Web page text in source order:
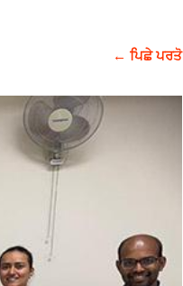
← ਪਿਛੇ ਪਰਤੋ